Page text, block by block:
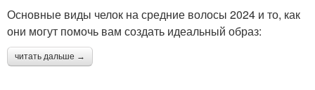
Основные виды челок на средние волосы 2024 и то, как
они могут помочь вам создать идеальный образ:
читать дальше →